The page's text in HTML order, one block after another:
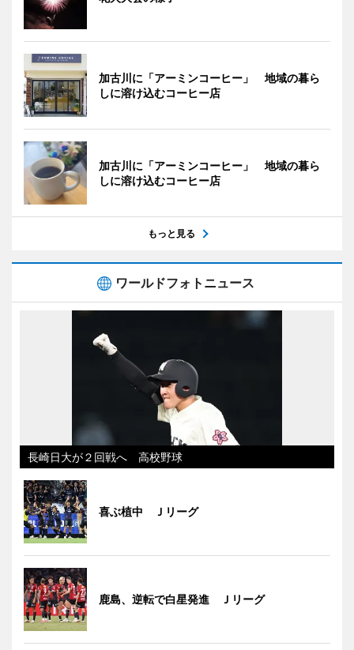
加古川に「アーミンコーヒー」 地域の暮ら
しに溶け込むコーヒー店
加古川に「アーミンコーヒー」 地域の暮ら
しに溶け込むコーヒー店
もっと見る
ワールドフォトニュース
長崎日大が２回戦へ 高校野球
喜ぶ植中 Ｊリーグ
鹿島、逆転で白星発進 Ｊリーグ